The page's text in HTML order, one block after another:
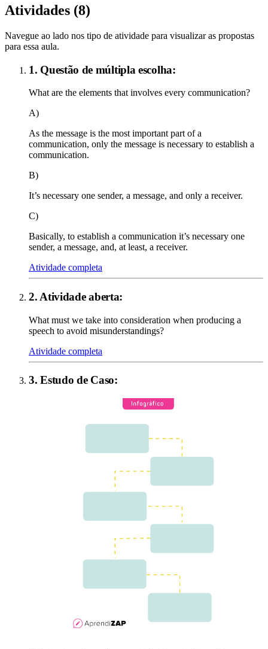
Atividades (8)
Navegue ao lado nos tipo de atividade para visualizar as propostas
para essa aula.
1. Questão de múltipla escolha:
What are the elements that involves every communication?
A)
As the message is the most important part of a
communication, only the message is necessary to establish a
communication.
B)
It’s necessary one sender, a message, and only a receiver.
C)
Basically, to establish a communication it’s necessary one
sender, a message, and, at least, a receiver.
Atividade completa
2. Atividade aberta:
What must we take into consideration when producing a
speech to avoid misunderstandings?
Atividade completa
3.Estudo de Caso: